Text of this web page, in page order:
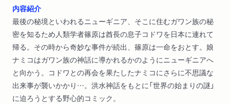
内容紹介
最後の秘境といわれるニューギニア、そこに住むガワン族の秘
密を知るため人類学者篠原は酋長の息子コドワを日本に連れて
帰る。その時から奇妙な事件が続出、篠原は一命をおとす。娘
ナミコはガワン族の神話に導かれるかのようにニューギニアへ
と向かう。コドワとの再会を果たしたナミコにさらに不思議な
出来事が襲いかかり…。洪水神話をもとに「世界の始まりの謎」
に迫ろうとする野心的コミック。